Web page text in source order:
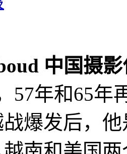
中国摄
57年和65年
爆发后，